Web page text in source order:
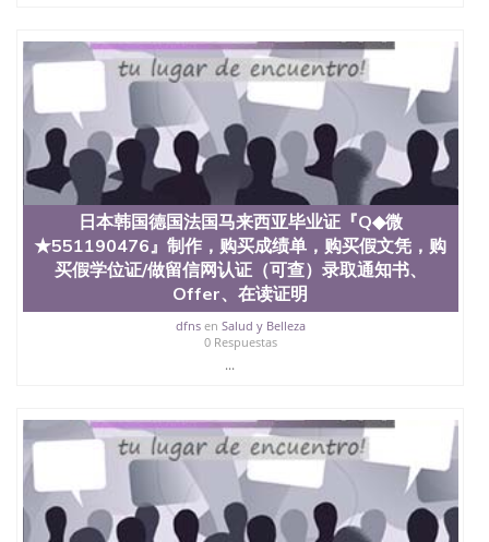
日本韩国德国法国马来西亚毕业证『Q◆微
★551190476』制作，购买成绩单，购买假文凭，购
买假学位证/做留信网认证（可查）录取通知书、
Offer、在读证明
dfnsen Salud y Belleza
0 Respuestas
...